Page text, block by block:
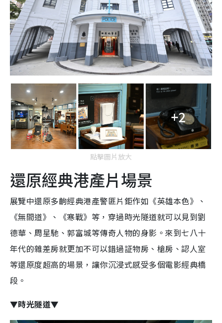
+2
點擊圖片放大
還原經典港產片場景
展覽中還原多齣經典港產警匪片鉅作如《英雄本色》、
《無間道》、《寒戰》等，穿過時光隧道就可以見到劉
德華、周星馳、郭富城等傳奇人物的身影。來到七八十
年代的雜差房就更加不可以錯過証物房、槍房、認人室
等還原度超高的場景，讓你沉浸式感受多個電影經典橋
段。
▼時光隧道▼